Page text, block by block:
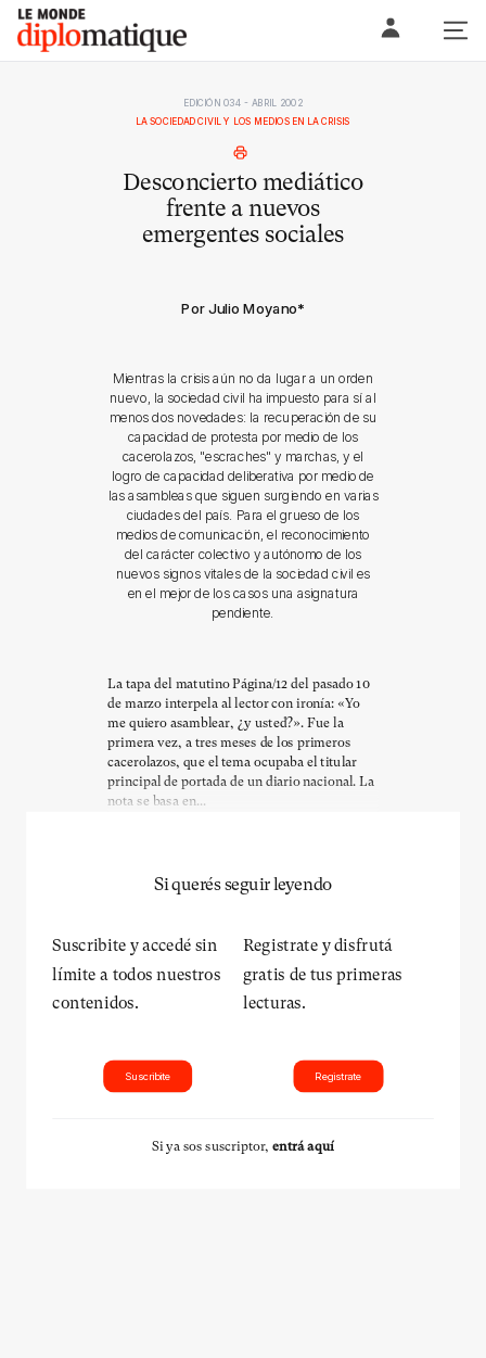
Skip
content
Le monde diplomatique
EDICIÓN 034 - ABRIL 2002
LA SOCIEDAD CIVIL Y LOS MEDIOS EN LA CRISIS
Desconcierto mediático
frente a nuevos
emergentes sociales
Por Julio Moyano*
Mientras la crisis aún no da lugar a un orden
nuevo, la sociedad civil ha impuesto para sí al
menos dos novedades: la recuperación de su
capacidad de protesta por medio de los
cacerolazos, "escraches" y marchas, y el
logro de capacidad deliberativa por medio de
las asambleas que siguen surgiendo en varias
ciudades del país. Para el grueso de los
medios de comunicación, el reconocimiento
del carácter colectivo y autónomo de los
nuevos signos vitales de la sociedad civil es
en el mejor de los casos una asignatura
pendiente.
La tapa del matutino Página/12 del pasado 10
de marzo interpela al lector con ironía: «Yo
me quiero asamblear, ¿y usted?». Fue la
primera vez, a tres meses de los primeros
cacerolazos, que el tema ocupaba el titular
principal de portada de un diario nacional. La
nota se basa en...
Si querés seguir leyendo
Suscribite y accedé sin
límite a todos nuestros
contenidos.
Suscribite
Registrate y disfrutá
gratis de tus primeras
lecturas.
Registrate
Si ya sos suscriptor, entrá aquí